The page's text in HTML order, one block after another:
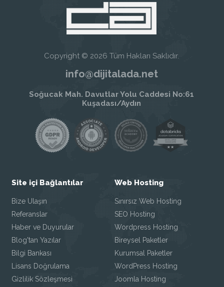
Copyright © 2026 Tüm Hakları Saklıdır.
info@dijitalada.net
Soğucak Mah. Davutlar Yolu Caddesi No:61
Kuşadası/Aydın
Site içi Bağlantılar
Bize Ulaşın
Referanslar
Haber ve Duyurular
Blog'tan Yazılar
Bilgi Bankası
Lisans Doğrulama
Gizlilik Sözleşmesi
Web Hosting
Sınırsız Web Hosting
SEO Hosting
Wordpress Hosting
Bireysel Paketler
Kurumsal Paketler
WordPress Hosting
Joomla Hosting